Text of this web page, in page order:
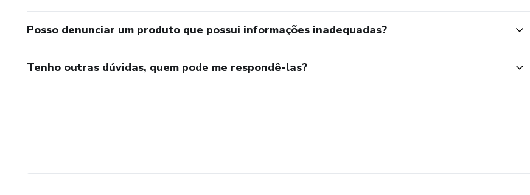
Posso denunciar um produto que possui informações inadequadas?
Tenho outras dúvidas, quem pode me respondê-las?